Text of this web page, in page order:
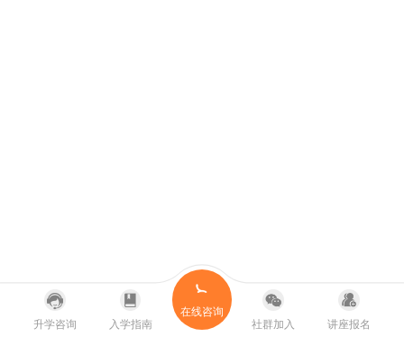
升学咨询 入学指南
在线咨询
社群加入
讲座报名